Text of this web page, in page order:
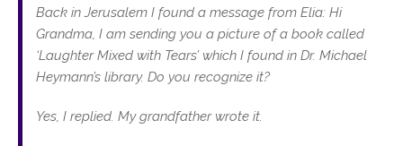
Back in Jerusalem I found a message from Elia: Hi
Grandma, I am sending you a picture of a book called
‘Laughter Mixed with Tears’ which I found in Dr. Michael
Heymann’s library. Do you recognize it?
Yes, I replied. My grandfather wrote it.